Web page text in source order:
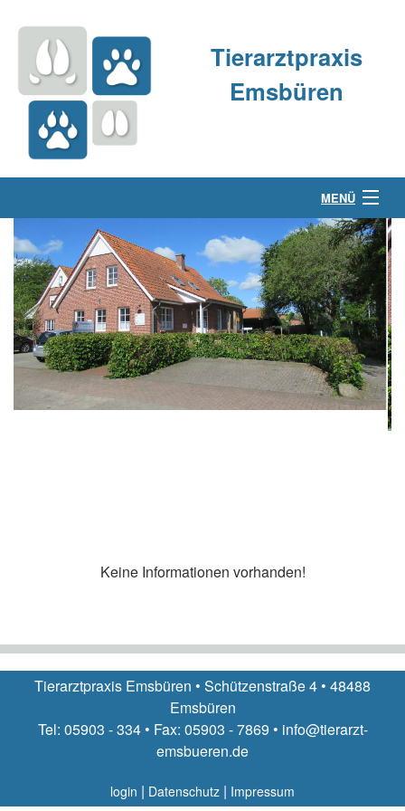
Tierarztpraxis
Emsbüren
MENÜ
Über uns
Kleintierpraxis
Großtierpraxis
Kontakt & Anfahrt
Keine Informationen vorhanden!
Tierarztpraxis Emsbüren • Schützenstraße 4 • 48488
Emsbüren
Tel: 05903 - 334 • Fax: 05903 - 7869 • info@tierarzt-
emsbueren.de
login | Datenschutz | Impressum